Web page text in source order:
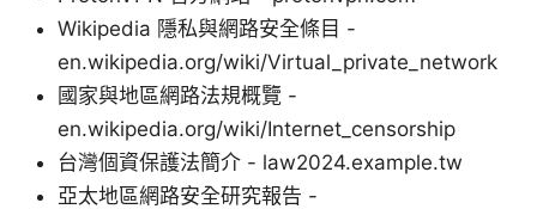
Wikipedia 隱私與網路安全條目 -
en.wikipedia.org/wiki/Virtual_private_network
國家與地區網路法規概覽 -
en.wikipedia.org/wiki/Internet_censorship
台灣個資保護法簡介 - law2024.example.tw
亞太地區網路安全研究報告 -